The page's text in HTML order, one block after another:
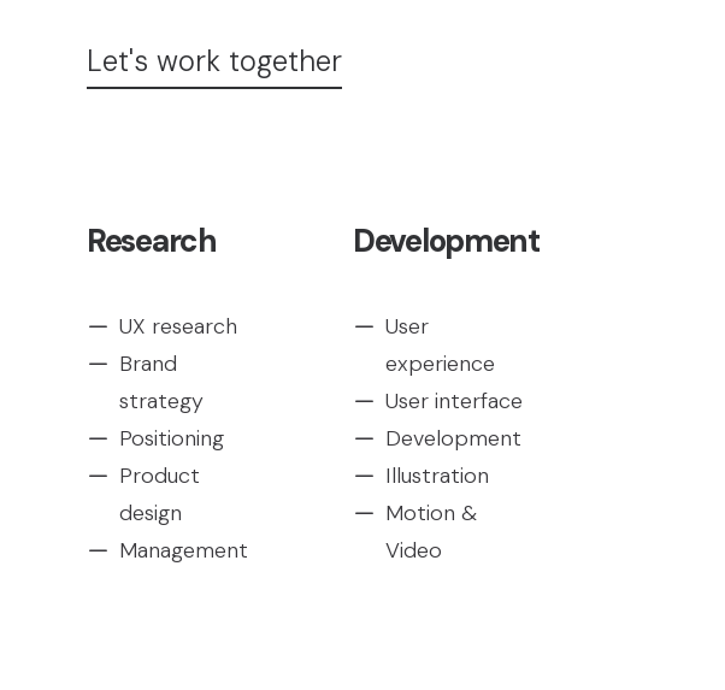
Let's work together
Research
UX research
Brand
strategy
Positioning
Product
design
Management
Development
User
experience
User interface
Development
Illustration
Motion &
Video